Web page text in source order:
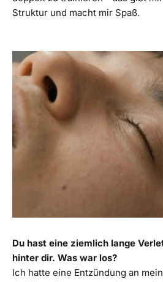
Struktur und macht mir Spaß.
Du hast eine ziemlich lange
hinter dir. Was war los?
Ich hatte eine Entzündung an